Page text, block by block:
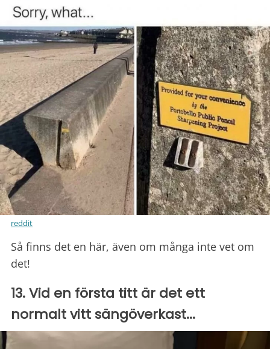
reddit
Så finns det en här, även om många inte vet om
det!
13. Vid en första titt är det ett
normalt vitt sängöverkast...